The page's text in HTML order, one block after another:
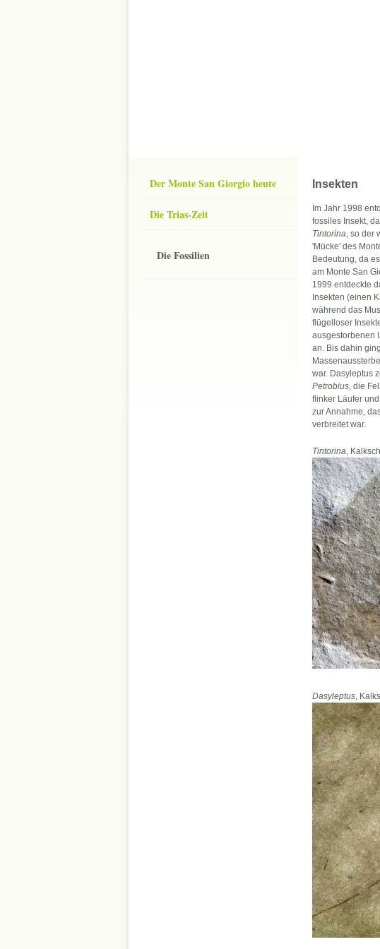
Der Monte San Giorgio heute
Die Trias-Zeit
Die Fossilien
Insekten
Im Jahr 1998
fossiles Insekt,
Tintorina, so der
'Mücke' des
Bedeutung, da
am Monte San
1999 entdeckte
Insekten (einen
während das
flügelloser
ausgestorbenen
an. Bis dahin
war. Dasyleptus
Petrobius, die
flinker Läufer
zur Annahme,
verbreitet war.
Tintorina,
Dasyleptus,